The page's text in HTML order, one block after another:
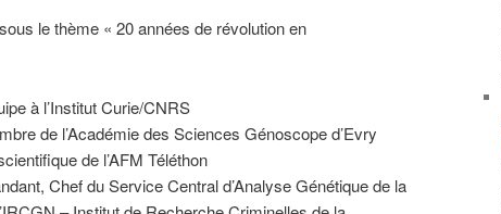
le thème « 20 années de révolution en
à l’Institut Curie/CNRS
de l’Académie des Sciences Génoscope d’Evry
de l’AFM Téléthon
Chef du Service Central d’Analyse Génétique de la